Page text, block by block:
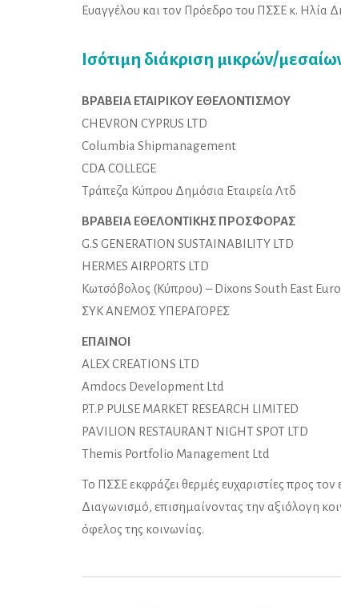
Ευαγγέλου και τον Πρόεδρο του ΠΣΣΕ κ. Ηλία
Ισότιμη διάκριση μικρών/
ΒΡΑΒΕΙΑ ΕΤΑΙΡΙΚΟΥ ΕΘΕΛΟΝΤΙΣΜΟΥ
CHEVRON CYPRUS LTD
Columbia Shipmanagement
CDA COLLEGE
Τράπεζα Κύπρου Δημόσια Εταιρεία Λτδ
ΒΡΑΒΕΙΑ ΕΘΕΛΟΝΤΙΚΗΣ ΠΡΟΣΦΟΡΑΣ
G.S GENERATION SUSTAINABILITY LTD
HERMES AIRPORTS LTD
Κωτσόβολος (Kύπρου) – Dixons South East
ΣΥΚ ΑΝΕΜΟΣ ΥΠΕΡΑΓΟΡΕΣ
ΕΠΑΙΝΟΙ
ALEX CREATIONS LTD
Amdocs Development Ltd
P.T.P PULSE MARKET RESEARCH LIMITED
PAVILION RESTAURANT NIGHT SPOT LTD
Themis Portfolio Management Ltd
Το ΠΣΣΕ εκφράζει θερμές ευχαριστίες προς
Διαγωνισμό, επισημαίνοντας την αξιόλογη
όφελος της κοινωνίας.